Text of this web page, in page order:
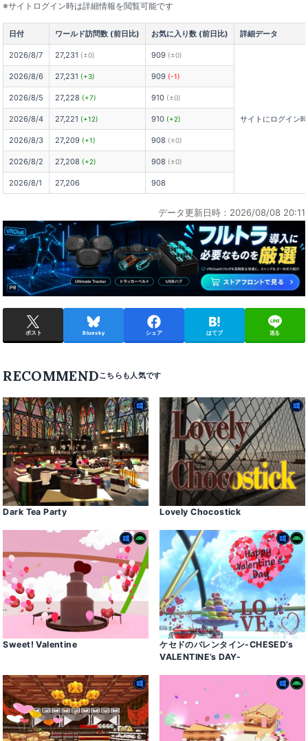
※サイトログイン時は詳細情報を閲覧可能です
日付 ワールド訪問数 (前日比) お気に入り数 (前日比) 詳細データ
2026/8/7 27,231 (±0) 909 (±0)
サイトにログイン
2026/8/6 27,231 (+3) 909 (-1)
2026/8/5 27,228 (+7) 910 (±0)
2026/8/4 27,221 (+12) 910 (+2)
2026/8/3 27,209 (+1) 908 (±0)
2026/8/2 27,208 (+2) 908 (±0)
2026/8/1 27,206 908
データ更新日時：2026/08/08 20:11
ポスト Bluesky シェア はてブ 送る
RECOMMEND
Dark Tea Party Lovely Chocostick
Sweetǃ Valentine
ケセドのバレンタイン-CHESED’s
VALENTINE’s DAY-